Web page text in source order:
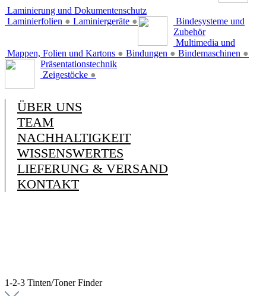
Laminierung und Dokumentenschutz
Laminierfolien ● Laminiergeräte ●
Bindesysteme und
Zubehör
Mappen, Folien und Kartons ● Bindungen ● Bindemaschinen ●
Multimedia und
Präsentationstechnik
Zeigestöcke ●
ÜBER UNS
TEAM
NACHHALTIGKEIT
WISSENSWERTES
LIEFERUNG & VERSAND
KONTAKT
1-2-3 Tinten/Toner Finder